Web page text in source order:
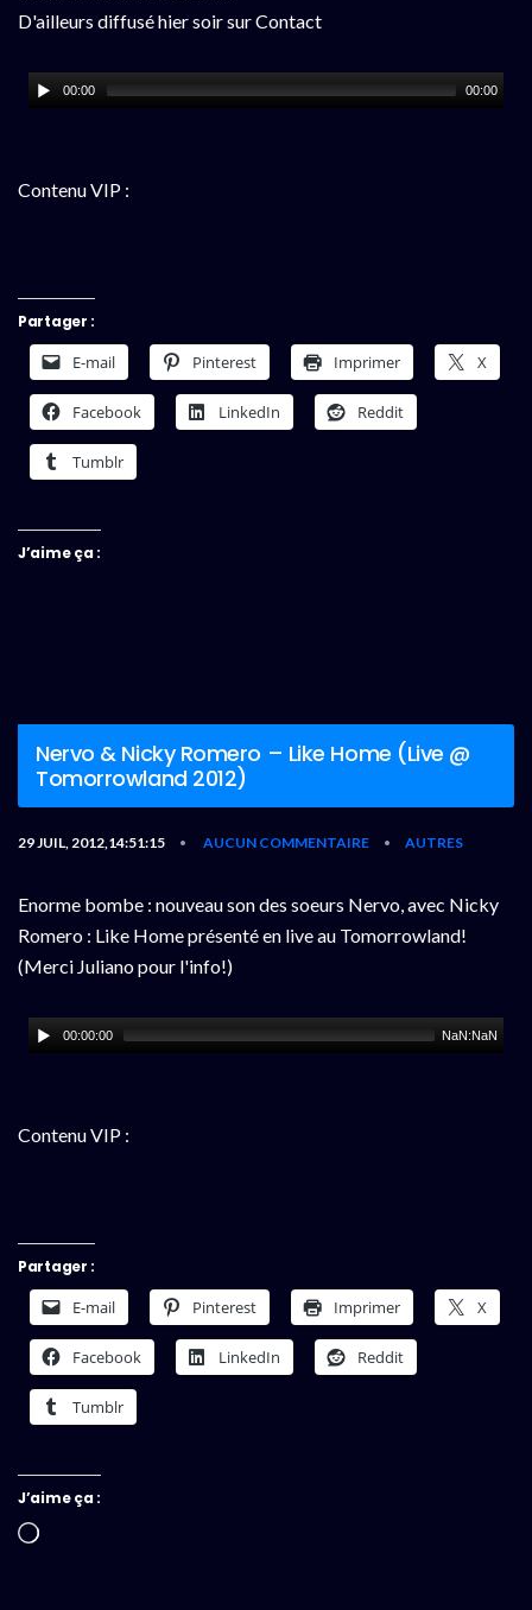
D'ailleurs diffusé hier soir sur Contact
00:00 00:00
Contenu VIP :
Partager :
E-mail Pinterest Imprimer X
Facebook LinkedIn Reddit
Tumblr
J’aime ça :
Nervo & Nicky Romero – Like Home (Live @
Tomorrowland 2012)
29 JUIL, 2012,14:51:15 • AUCUN COMMENTAIRE • AUTRES
Enorme bombe : nouveau son des soeurs Nervo, avec Nicky
Romero : Like Home présenté en live au Tomorrowland!
(Merci Juliano pour l'info!)
00:00:00 NaN:NaN
Contenu VIP :
Partager :
E-mail Pinterest Imprimer X
Facebook LinkedIn Reddit
Tumblr
J’aime ça :
Chargement…